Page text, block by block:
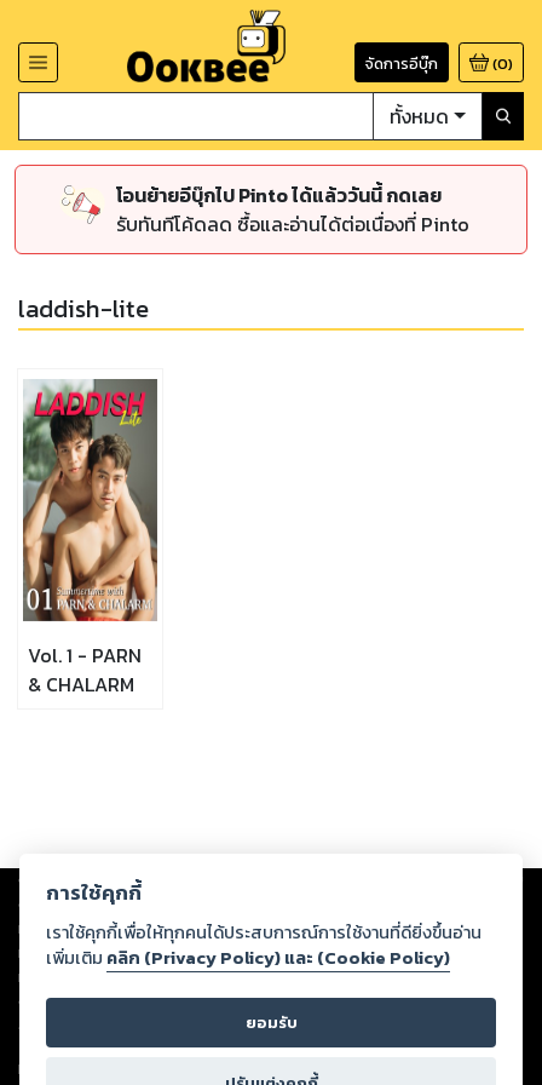
จัดการอีบุ๊ก (0)
ทั้งหมด
โอนย้ายอีบุ๊กไป Pinto ได้แล้ววันนี้ กดเลย
รับทันทีโค้ดลด ซื้อและอ่านได้ต่อเนื่องที่ Pinto
laddish-lite
Vol. 1 - PARN
& CHALARM
Copyright © 2026
ต่อผลงานหรือเนื้อหาใดที่อัปโหลดผ่านเว็บไซต์และปรากฏว่าละเมิดสิทธิใน
ทรัพย์สินทางปัญญาของบุคคลอื่นหรือขัดต่อกฎหมายและศีลธรรม ดังนั้น ผู้อ่าน
ทุกท่านโปรดใช้วิจารณญาณในการกลั่นกรองด้วยตนเอง และหากท่านพบว่าส่วน
หนึ่งส่วนใดขัดต่อกฎหมายและศีลธรรม กรุณาแจ้งมายังบริษัท เพื่อทีมงานจะได้
ดำเนินการในทันที ทั้งนี้ ทางสตอรี่ล็อกขอสงวนลิขสิทธิ์ตามพระราชบัญญัติ
ลิขสิทธิ์ พ.ศ. 2537 (ฉบับล่าสุด)
For support: member@ookbee.com
การใช้คุกกี้
เราใช้คุกกี้เพื่อให้ทุกคนได้ประสบการณ์การใช้งานที่ดียิ่งขึ้นอ่าน
เพิ่มเติม คลิก (Privacy Policy) และ (Cookie Policy)
ยอมรับ